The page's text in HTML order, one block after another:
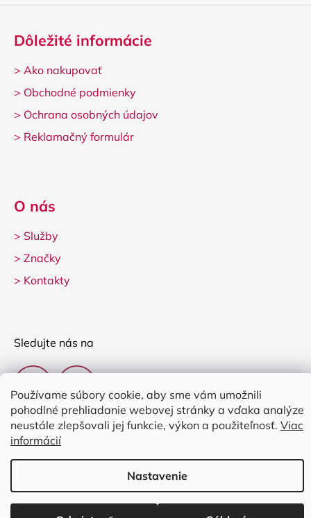
Používame súbory cookie, aby sme vám umožnili
pohodlné prehliadanie webovej stránky a vďaka analýze
neustále zlepšovali jej funkcie, výkon a použiteľnosť. Viac
informácií
Nastavenie
Dôležité informácie
> Ako nakupovať
> Obchodné podmienky
> Ochrana osobných údajov
> Reklamačný formulár
O nás
> Služby
> Značky
> Kontakty
Sledujte nás na